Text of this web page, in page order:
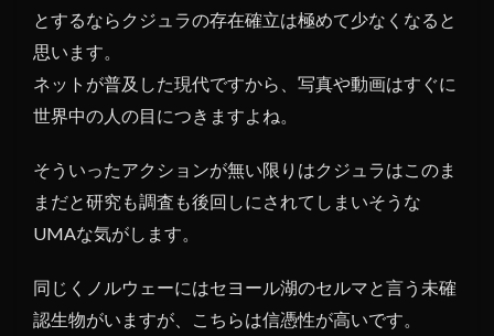
とするならクジュラの存在確立は極めて少なくなると
思います。
ネットが普及した現代ですから、写真や動画はすぐに
世界中の人の目につきますよね。
そういったアクションが無い限りはクジュラはこのま
まだと研究も調査も後回しにされてしまいそうな
UMAな気がします。
同じくノルウェーにはセヨール湖のセルマと言う未確
認生物がいますが、こちらは信憑性が高いです。